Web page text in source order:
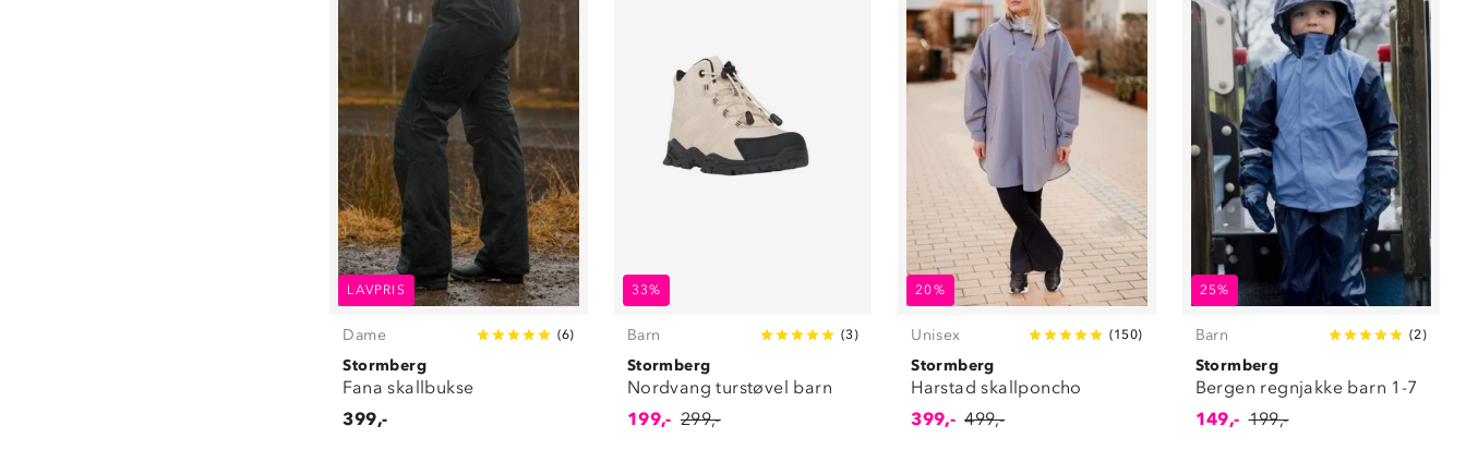
350 ml (3 )
LAVPRIS
Dame (6)
Stormberg
Fana skallbukse
399,-
33%
Barn (3)
Stormberg
Nordvang turstøvel barn
199,- 299,-
20%
Unisex (150)
Stormberg
Harstad skallponcho
399,- 499,-
25%
Barn (2)
Stormberg
Bergen regnjakke barn 1-7
149,- 199,-